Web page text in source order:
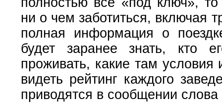
ни о чем заботиться, включая
полная информация о
будет заранее знать, кто
проживать, какие там условия
видеть рейтинг каждого
приводятся в сообщении